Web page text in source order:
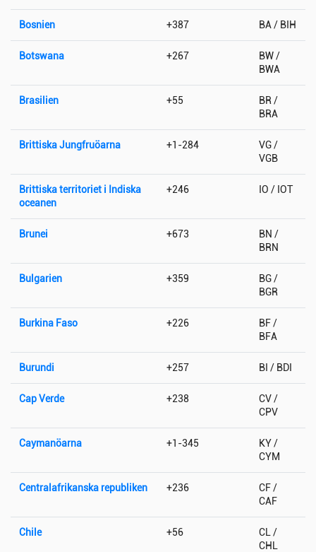
Bosnien +387 BA / BIH
Botswana +267
BW /
BWA
Brasilien +55
BR /
BRA
Brittiska Jungfruöarna +1-284
VG /
VGB
Brittiska territoriet i Indiska
oceanen
+246 IO / IOT
Brunei +673
BN /
BRN
Bulgarien +359
BG /
BGR
Burkina Faso +226
BF /
BFA
Burundi +257 BI / BDI
Cap Verde +238
CV /
CPV
Caymanöarna +1-345
KY /
CYM
Centralafrikanska republiken +236
CF /
CAF
Chile +56
CL /
CHL